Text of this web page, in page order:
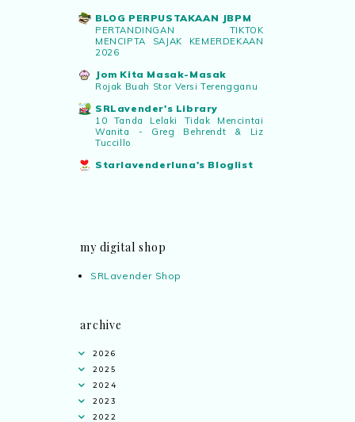
BLOG PERPUSTAKAAN JBPM
PERTANDINGAN TIKTOK
MENCIPTA SAJAK KEMERDEKAAN
2026
Jom Kita Masak-Masak
Rojak Buah Stor Versi Terengganu
SRLavender's Library
10 Tanda Lelaki Tidak Mencintai
Wanita - Greg Behrendt & Liz
Tuccillo
Starlavenderluna's Bloglist
my digital shop
SRLavender Shop
archive
2026
2025
2024
2023
2022